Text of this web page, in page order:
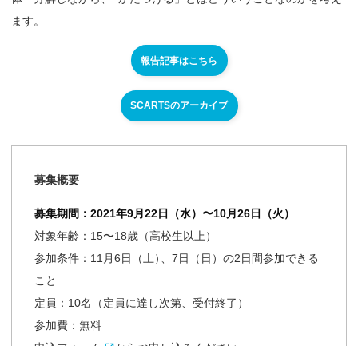
ます。
報告記事はこちら
SCARTSのアーカイブ
募集概要
募集期間：2021年9月22日（水）〜10月26日（火）
対象年齢：15〜18歳（高校生以上）
参加条件：11月6日（土）
、7日（日）の2日間参加できる
こと
定員：10名（定員に達し次第、受付終了）
参加費：無料